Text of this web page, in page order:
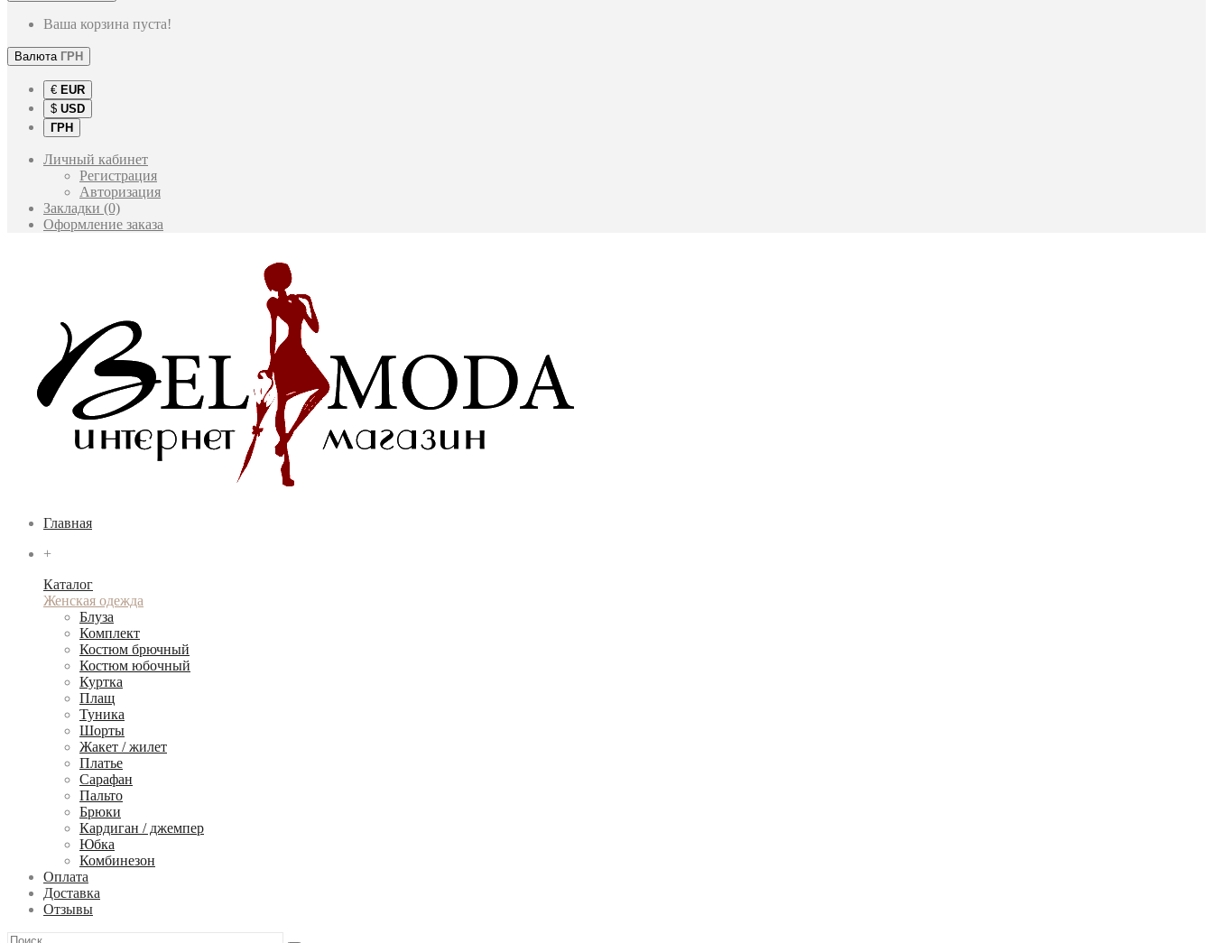
Ваша корзина пуста!
Валюта ГРН
€ EUR
$ USD
ГРН
Личный кабинет
Регистрация
Авторизация
Закладки (0)
Оформление заказа
Главная
+
Каталог
Женская одежда
Блуза
Комплект
Костюм брючный
Костюм юбочный
Куртка
Плащ
Туника
Шорты
Жакет / жилет
Платье
Сарафан
Пальто
Брюки
Кардиган / джемпер
Юбка
Комбинезон
Оплата
Доставка
Отзывы